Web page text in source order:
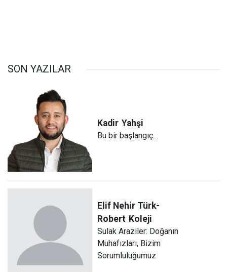
SON YAZILAR
Kadir Yahşi
Bu bir başlangıç…
Elif Nehir Türk-
Robert Koleji
Sulak Araziler: Doğanın
Muhafızları, Bizim
Sorumluluğumuz